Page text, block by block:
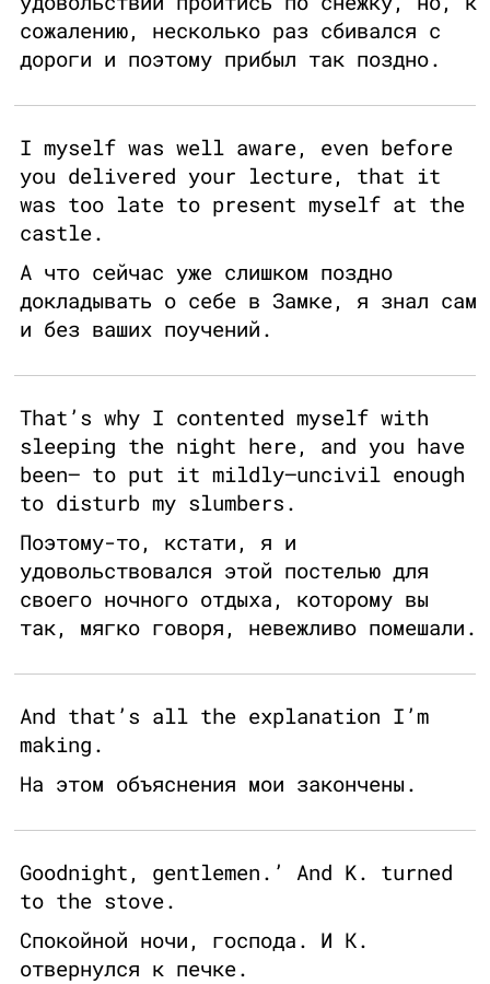
сожалению, несколько раз сбивался с
дороги и поэтому прибыл так поздно.
I myself was well aware, even before
you delivered your lecture, that it
was too late to present myself at the
castle.
А что сейчас уже слишком поздно
докладывать о себе в Замке, я знал сам
и без ваших поучений.
That’s why I contented myself with
sleeping the night here, and you have
been— to put it mildly—uncivil enough
to disturb my slumbers.
Поэтому-то, кстати, я и
удовольствовался этой постелью для
своего ночного отдыха, которому вы
так, мягко говоря, невежливо помешали.
And that’s all the explanation I’m
making.
На этом объяснения мои закончены.
Goodnight, gentlemen.’ And K. turned
to the stove.
Спокойной ночи, господа. И К.
отвернулся к печке.